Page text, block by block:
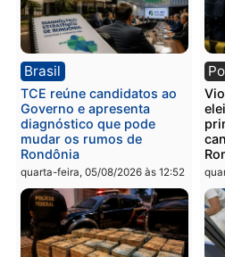
Polícia
Homem é preso com
drogas durante ação da
PM no Castanheira
quinta-feira, 06/08/2026 às 09:02